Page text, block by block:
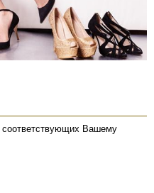
соответствующих Вашему